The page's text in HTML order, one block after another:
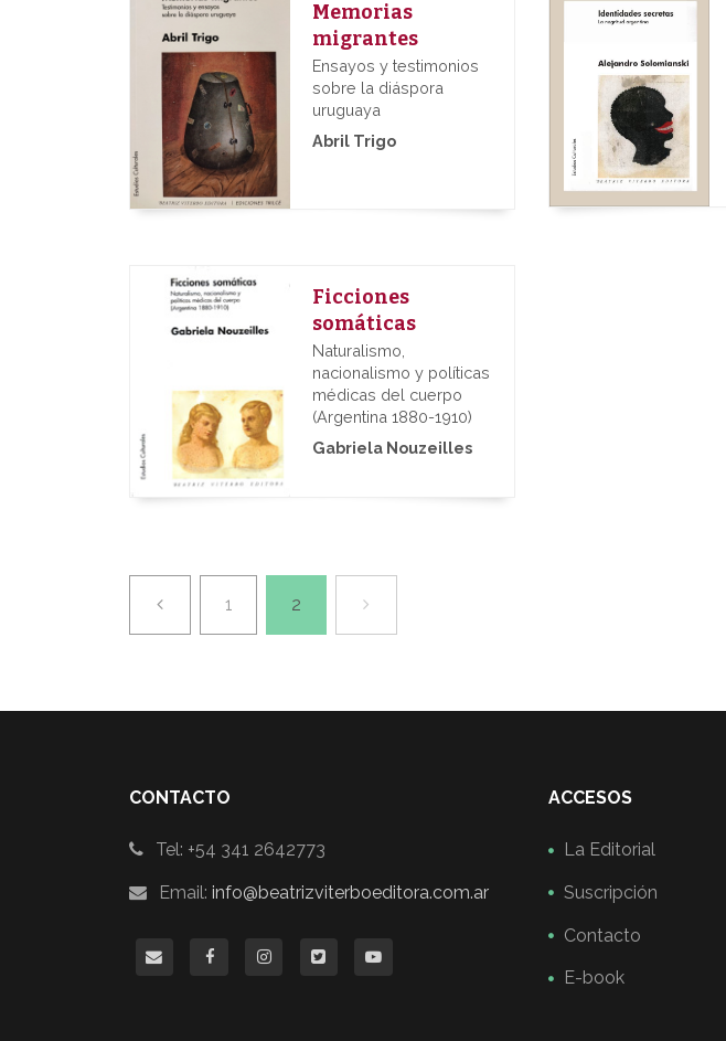
Memorias
migrantes
Ensayos y testimonios
sobre la diáspora
uruguaya
Abril Trigo
Ficciones
somáticas
Naturalismo,
nacionalismo y políticas
médicas del cuerpo
(Argentina 1880-1910)
Gabriela Nouzeilles
Previa 1 2 Próxima
CONTACTO
Tel: +54 341 2642773
Email:info@beatrizviterboeditora.com.ar
ACCESOS
La Editorial
Suscripción
Contacto
E-book